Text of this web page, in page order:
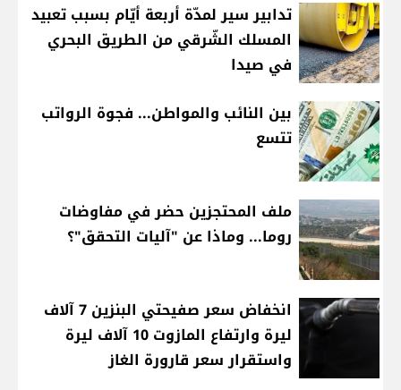
تدابير سير لمدّة أربعة أيّام بسبب تعبيد
المسلك الشّرقي من الطريق البحري
في صيدا
بين النائب والمواطن... فجوة الرواتب
تتسع
ملف المحتجزين حضر في مفاوضات
روما... وماذا عن "آليات التحقق"؟
انخفاض سعر صفيحتي البنزين 7 آلاف
ليرة وارتفاع المازوت 10 آلاف ليرة
واستقرار سعر قارورة الغاز